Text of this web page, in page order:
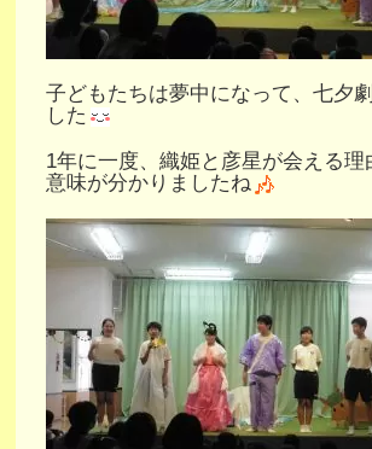
子どもたちは夢中になって、七夕
した
1年に一度、織姫と彦星が会える理
意味が分かりましたね